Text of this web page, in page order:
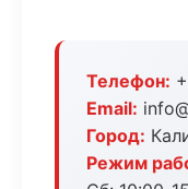
Телефон:
Email:
Город:
Режим